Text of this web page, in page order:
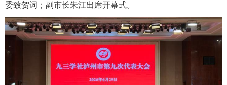
委致贺词；副市长朱江出席开幕式。